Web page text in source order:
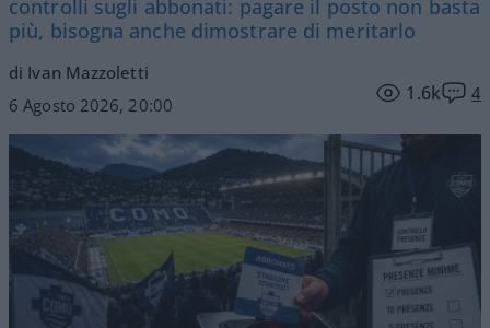
controlli sugli abbonati: pagare il posto non basta
più, bisogna anche dimostrare di meritarlo
di Ivan Mazzoletti
6 Agosto 2026, 20:00
1.6k 4